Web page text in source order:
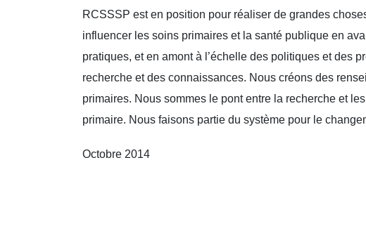
RCSSSP est en position pour réaliser de grandes
influencer les soins primaires et la santé publique en
pratiques, et en amont à l’échelle des politiques et des
recherche et des connaissances. Nous créons des
primaires. Nous sommes le pont entre la recherche et
primaire. Nous faisons partie du système pour le
Octobre 2014